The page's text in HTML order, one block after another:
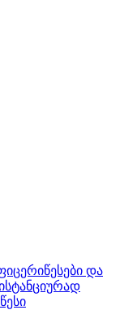
წესები და